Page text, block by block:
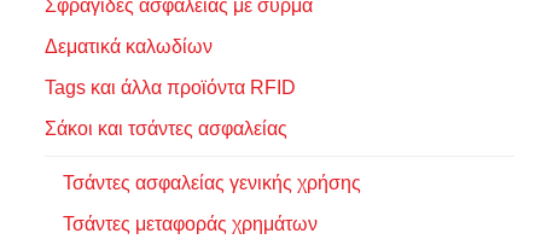
Σφραγίδες ασφαλείας με σύρμα
Δεματικά καλωδίων
Tags και άλλα προϊόντα RFID
Σάκοι και τσάντες ασφαλείας
Τσάντες ασφαλείας γενικής χρήσης
Τσάντες μεταφοράς χρημάτων